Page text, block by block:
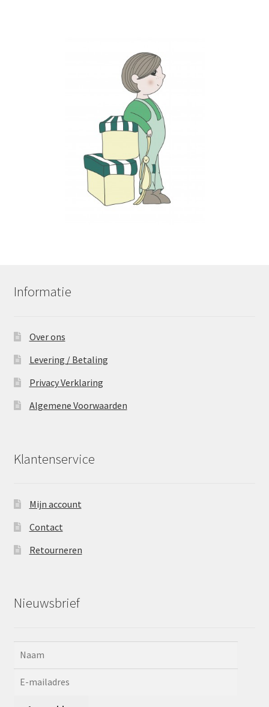
Informatie
Over ons
Levering / Betaling
Privacy Verklaring
Algemene Voorwaarden
Klantenservice
Mijn account
Contact
Retourneren
Nieuwsbrief